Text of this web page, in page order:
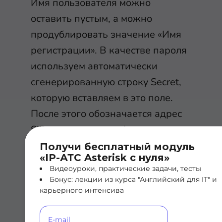
Получи бесплатный модуль
«IP-АТС Asterisk с нуля»
Видеоуроки, практические задачи, тесты
Бонус: лекции из курса "Английский для IT" и
карьерного интенсива
Имя пользователя можно
оставить пустым, а можно
продублировать значение «Имя
регистрации». В качестве пароля
используем автоматически
сгенерированную строку Secret,
которую вставляем в это поле.
После этого обозначается адрес
SIP-сервера и порт (в нашем
случае -5061).
На этом настройка
заканчивается, необходимо
нажать «Сохранить» и телефон